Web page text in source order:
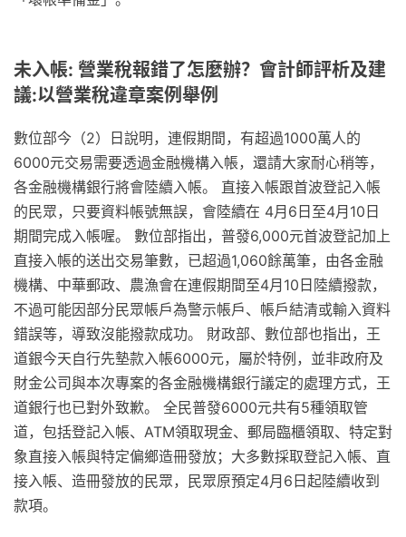
未入帳: 營業稅報錯了怎麼辦？會計師評析及建
議:以營業稅違章案例舉例
數位部今（2）日說明，連假期間，有超過1000萬人的
6000元交易需要透過金融機構入帳，還請大家耐心稍等，
各金融機構銀行將會陸續入帳。 直接入帳跟首波登記入帳
的民眾，只要資料帳號無誤，會陸續在 4月6日至4月10日
期間完成入帳喔。 數位部指出，普發6,000元首波登記加上
直接入帳的送出交易筆數，已超過1,060餘萬筆，由各金融
機構、中華郵政、農漁會在連假期間至4月10日陸續撥款，
不過可能因部分民眾帳戶為警示帳戶、帳戶結清或輸入資料
錯誤等，導致沒能撥款成功。 財政部、數位部也指出，王
道銀今天自行先墊款入帳6000元，屬於特例，並非政府及
財金公司與本次專案的各金融機構銀行議定的處理方式，王
道銀行也已對外致歉。 全民普發6000元共有5種領取管
道，包括登記入帳、ATM領取現金、郵局臨櫃領取、特定對
象直接入帳與特定偏鄉造冊發放；大多數採取登記入帳、直
接入帳、造冊發放的民眾，民眾原預定4月6日起陸續收到
款項。